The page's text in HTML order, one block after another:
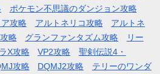
ポケモン不思議のダンジョン攻略
攻略
アルトネリコ攻略
アルトネ
略 グランファンタズム攻略
リー
X攻略 VP2攻略
聖剣伝説4・
攻略 DQMJ2攻略 テリーのワンダ